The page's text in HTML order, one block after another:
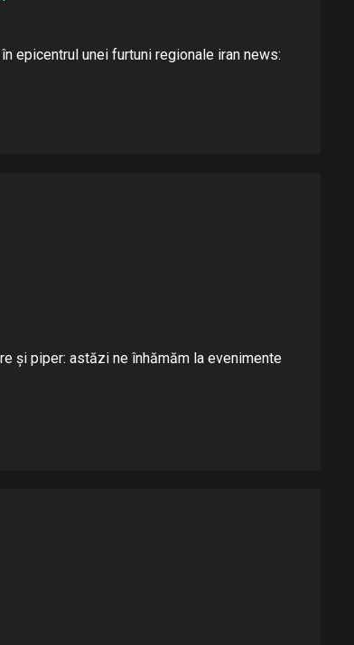
epicentrul unei furtuni regionale iran news:
și piper: astăzi ne înhămăm la evenimente